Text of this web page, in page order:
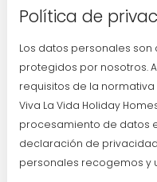
Política de
Los datos personales
protegidos por nosotros.
requisitos de la
Viva La Vida Holiday
procesamiento de datos
declaración de
personales recogemos y